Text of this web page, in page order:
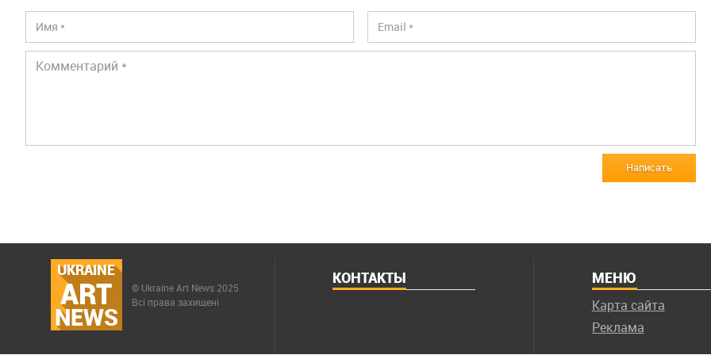
Написать
UKRAINE
ART
NEWS
© Ukraine Art News 2025
Всі права захищені
КОНТАКТЫ МЕНЮ
Карта сайта
Реклама